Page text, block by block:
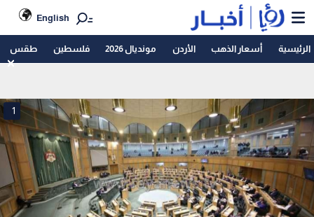
English
الرئيسية أسعار الذهب الأردن مونديال 2026 فلسطين طقس
1